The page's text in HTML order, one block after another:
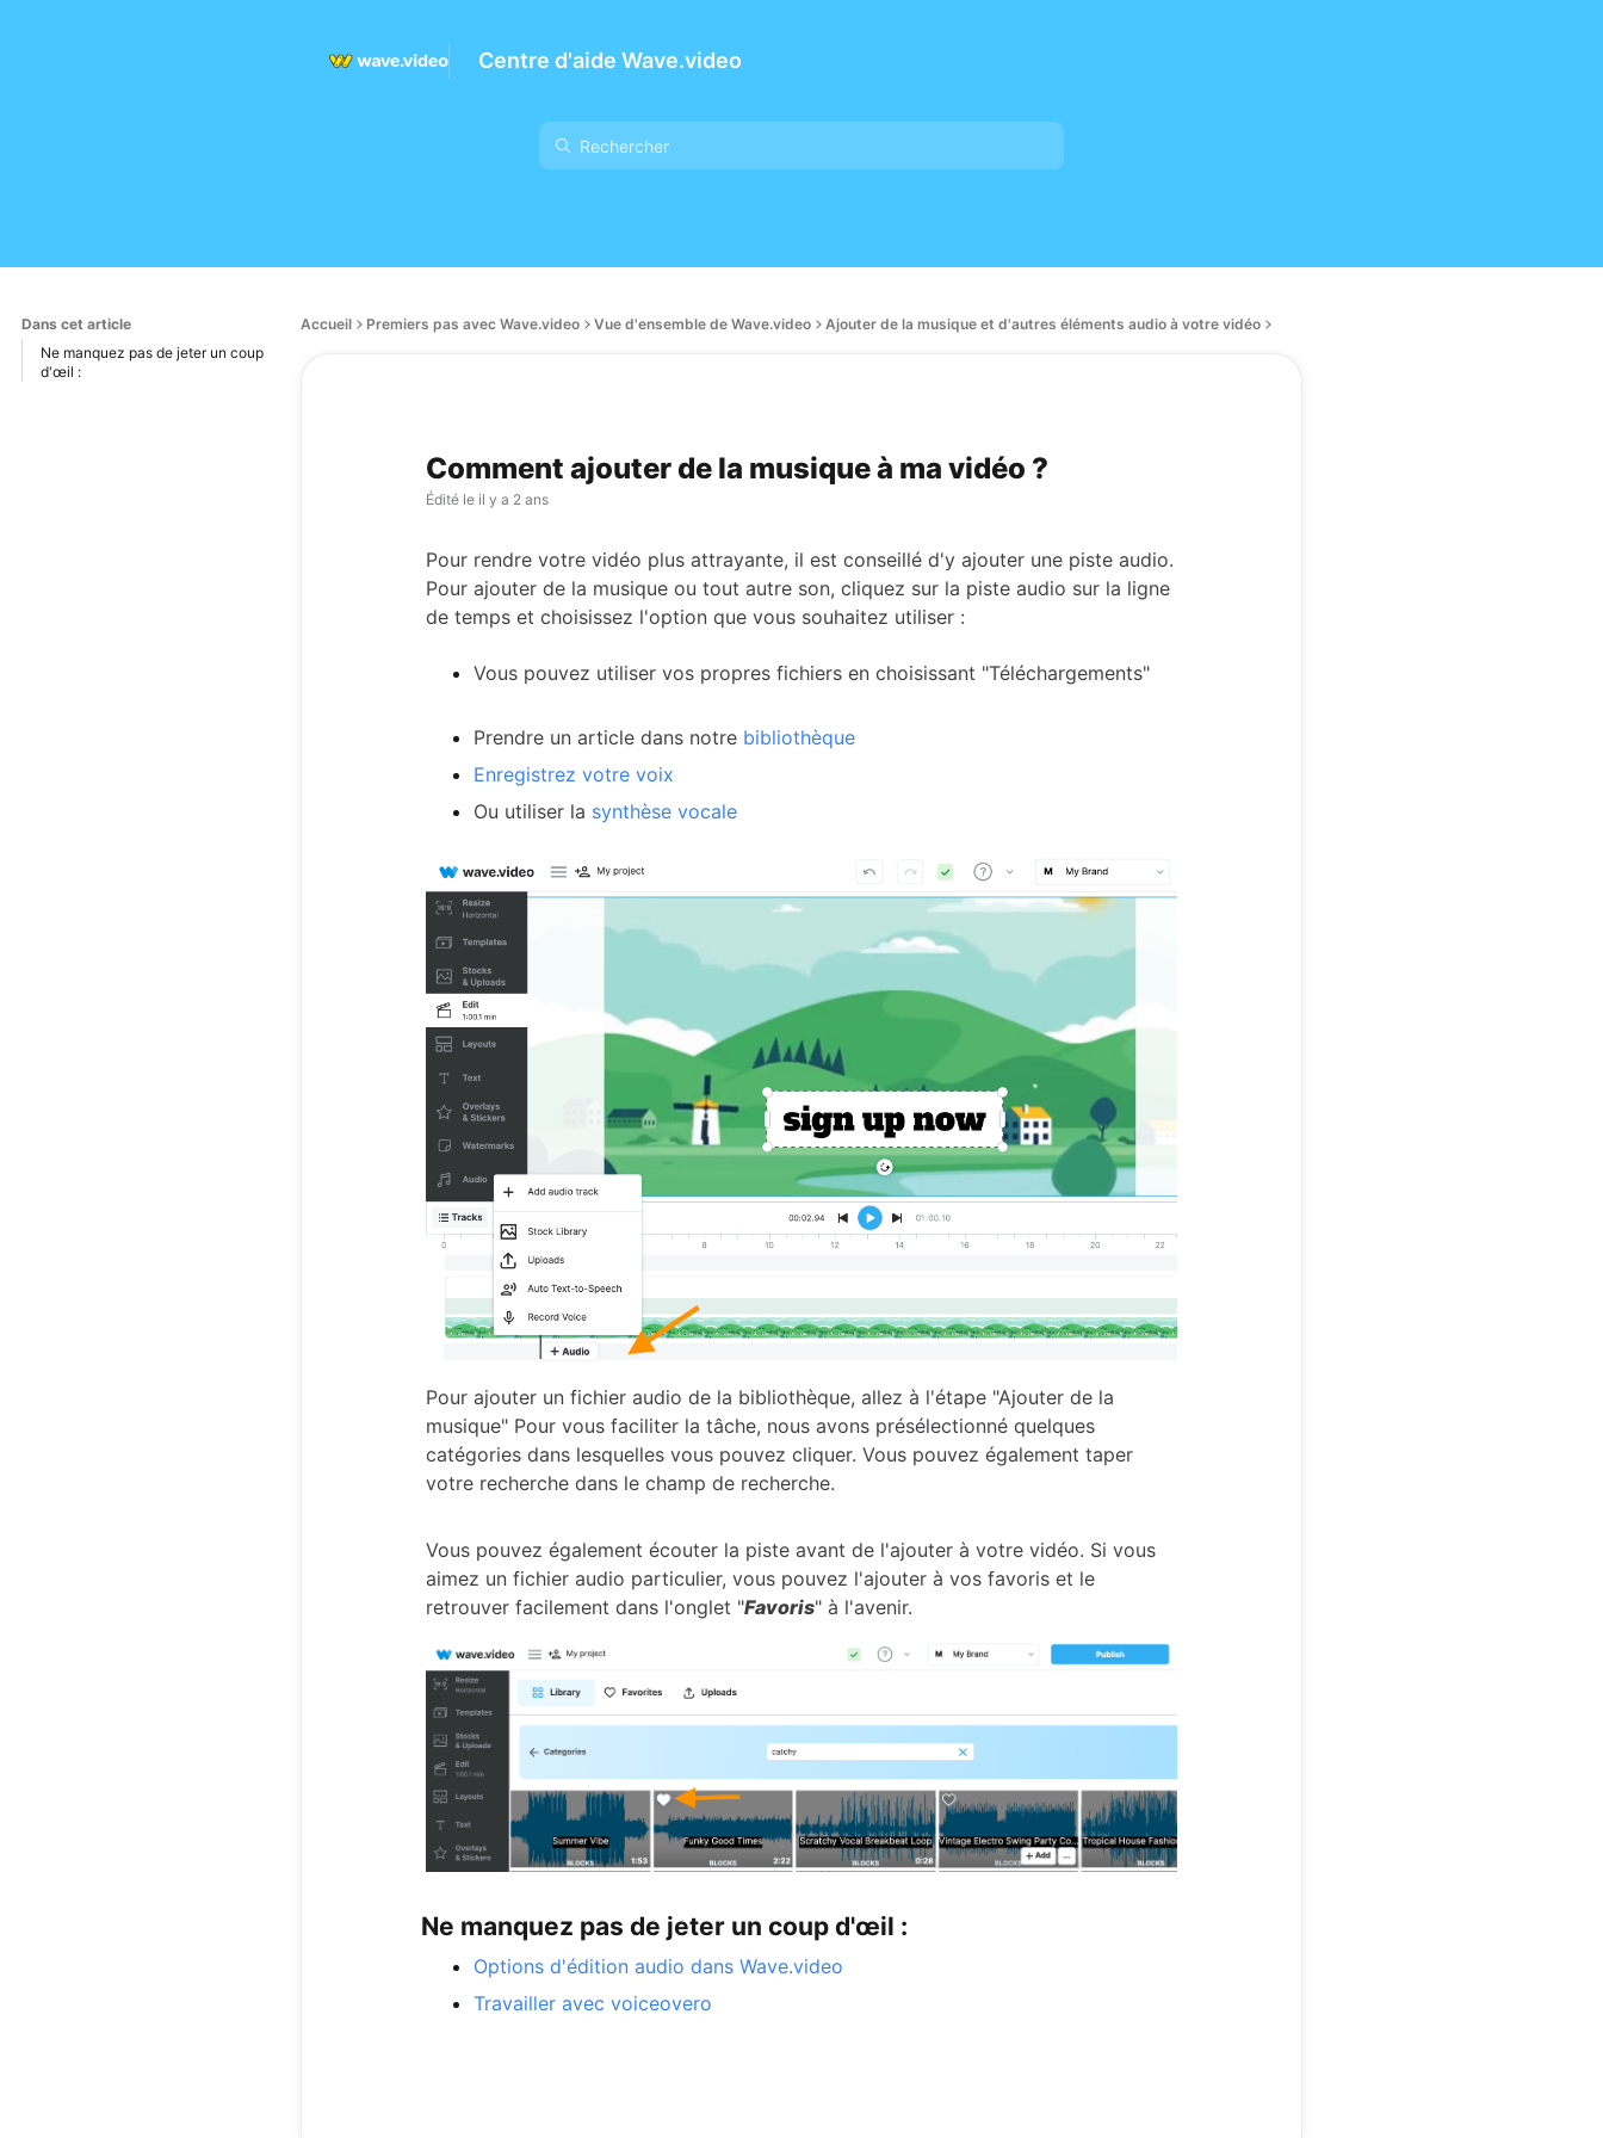
Centre d'aide Wave.video
Dans cet article
Ne manquez pas de jeter un coup
d'œil :
Accueil Premiers pas avec Wave.video Vue d'ensemble de Wave.video Ajouter de la musique et d'autres éléments audio à votre vidéo
Comment ajouter de la musique à ma vidéo ?
Édité le il y a 2 ans
Pour rendre votre vidéo plus attrayante, il est conseillé d'y ajouter une piste audio.
Pour ajouter de la musique ou tout autre son, cliquez sur la piste audio sur la ligne
de temps et choisissez l'option que vous souhaitez utiliser :
Vous pouvez utiliser vos propres fichiers en choisissant "Téléchargements"
Prendre un article dans notre bibliothèque
Enregistrez votre voix
Ou utiliser la synthèse vocale
Pour ajouter un fichier audio de la bibliothèque, allez à l'étape "Ajouter de la
musique" Pour vous faciliter la tâche, nous avons présélectionné quelques
catégories dans lesquelles vous pouvez cliquer. Vous pouvez également taper
votre recherche dans le champ de recherche.
Vous pouvez également écouter la piste avant de l'ajouter à votre vidéo. Si vous
aimez un fichier audio particulier, vous pouvez l'ajouter à vos favoris et le
retrouver facilement dans l'onglet "Favoris" à l'avenir.
Ne manquez pas de jeter un coup d'œil :
Options d'édition audio dans Wave.video
Travailler avec voiceovero